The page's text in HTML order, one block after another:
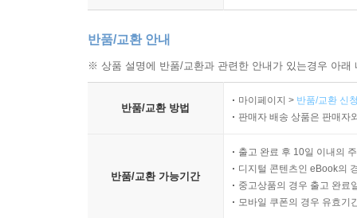
10장 편집디자인 결과물 구성
출판물의 형태와 구조
매체별 편집 방식 차이
반품/교환 안내
※ 상품 설명에 반품/교환과 관련한 안내가 있는경우 아
반품/교환 방법
마이페이지 > 반품/교환 신
판매자 배송 상품은 판매자
반품/교환 가능기간
출고 완료 후 10일 이내의
디지털 콘텐츠인 eBook의
중고상품의 경우 출고 완료
모바일 쿠폰의 경우 유효기